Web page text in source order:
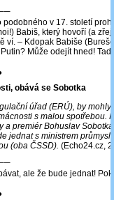
v 17. století
Babiš, který hovoří (a
ví. ‒ Kdopak Babiše
Může odejít hned!
obává se Sobotka
úřad (ERÚ), by mohly
s malou spotřebou.
a premiér Bohuslav
jednat s ministrem
(oba ČSSD). (Echo24.cz,
ale že bude jednat!